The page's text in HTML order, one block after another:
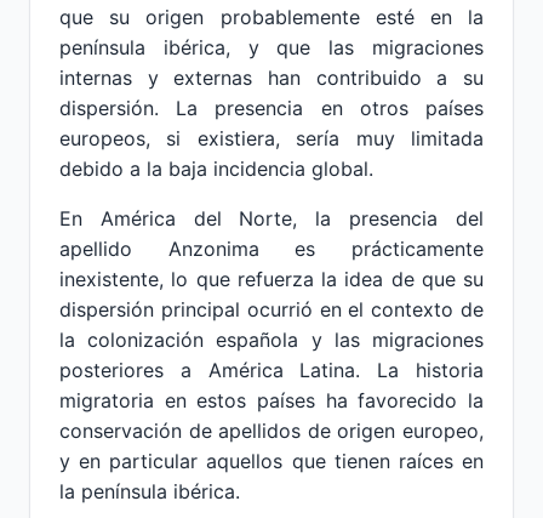
que su origen probablemente esté en la
península ibérica, y que las migraciones
internas y externas han contribuido a su
dispersión. La presencia en otros países
europeos, si existiera, sería muy limitada
debido a la baja incidencia global.
En América del Norte, la presencia del
apellido Anzonima es prácticamente
inexistente, lo que refuerza la idea de que su
dispersión principal ocurrió en el contexto de
la colonización española y las migraciones
posteriores a América Latina. La historia
migratoria en estos países ha favorecido la
conservación de apellidos de origen europeo,
y en particular aquellos que tienen raíces en
la península ibérica.